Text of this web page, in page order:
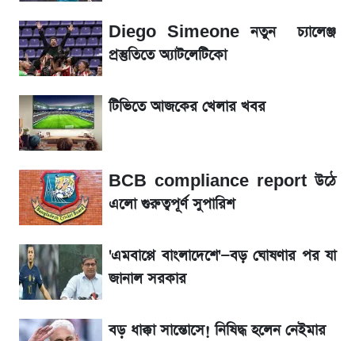
লিটনকে নিয়ে টিম ম্যানেজমেন্টের নতুন পরিকল্পনা
আগামীকালই স্পষ্ট হবে এসএসসি ফল প্রকাশের
তারিখ
ঘোষ
শেখ হাসিনার দেশে ফেরা নিয়ে যা বললেন রুমিন
ফারহানা
লাফিয়ে বাড়ল স্বর্ণের দাম, এক মাসের মধ্যে সর্বোচ্চ
রেকর্ড
Diego Simeone নতুন চ্যালেঞ্জ
প্রস্তুতিতে অ্যাটলেটিকো
টিভিতে আজকের খেলার খবর
BCB compliance report উঠে
এলো গুরুত্বপূর্ণ সুপারিশ
'এমবাপ্পে বাংলাদেশে'—বড় ঘোষণার পর যা
জানাল সরকার
বড় ধাক্কা সান্তোসে! নিষিদ্ধ হলেন নেইমার